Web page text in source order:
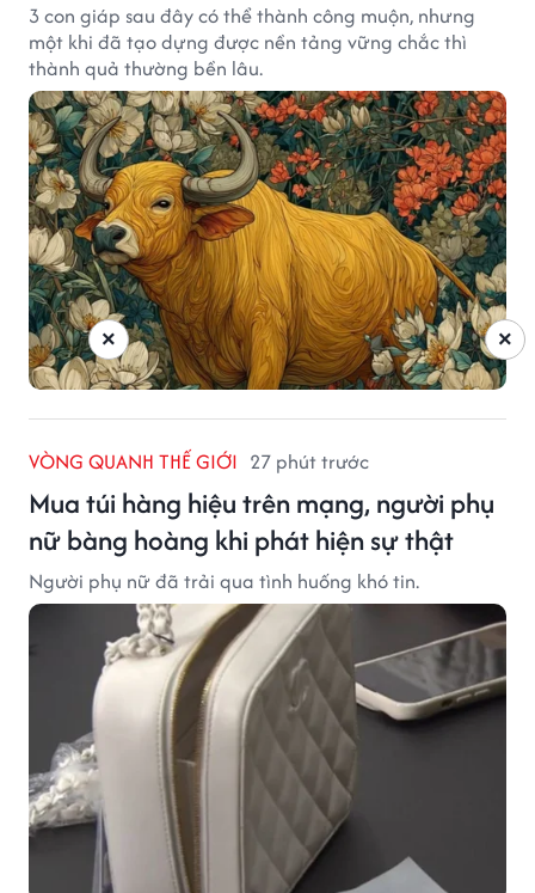
3 con giáp sau đây có thể thành công muộn, nhưng
một khi đã tạo dựng được nền tảng vững chắc thì
thành quả thường bền lâu.
VÒNG QUANH THẾ GIỚI 27 phút trước
Mua túi hàng hiệu trên mạng, người phụ
nữ bàng hoàng khi phát hiện sự thật
Người phụ nữ đã trải qua tình huống khó tin.
×
×